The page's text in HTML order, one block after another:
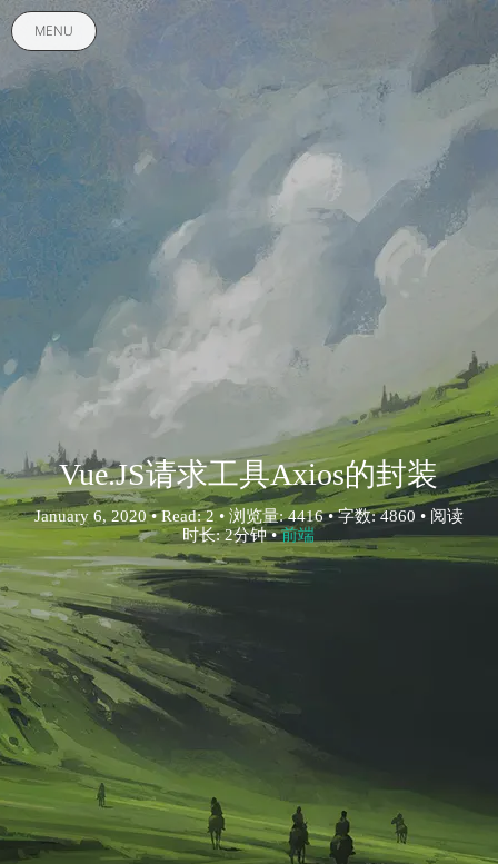
MENU
Vue.JS请求工具Axios的封装
January 6, 2020 • Read: 2 • 浏览量: 4416 • 字数: 4860 • 阅读
时长: 2分钟 •前端